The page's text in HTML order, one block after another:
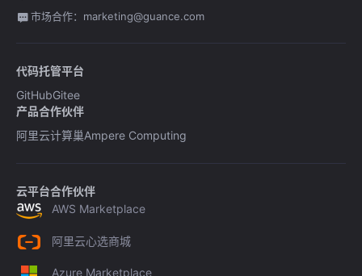
市场合作：marketing@guance.com
代码托管平台
GitHubGitee
产品合作伙伴
阿里云计算巢Ampere Computing
云平台合作伙伴
AWS Marketplace
阿里云心选商城
Azure Marketplace